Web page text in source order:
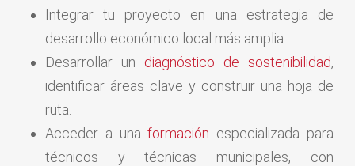
Integrar tu proyecto en una estrategia de
desarrollo económico local más amplia.
Desarrollar un diagnóstico de sostenibilidad,
identificar áreas clave y construir una hoja de
ruta.
Acceder a unaformación especializada para
técnicos y técnicas municipales, con